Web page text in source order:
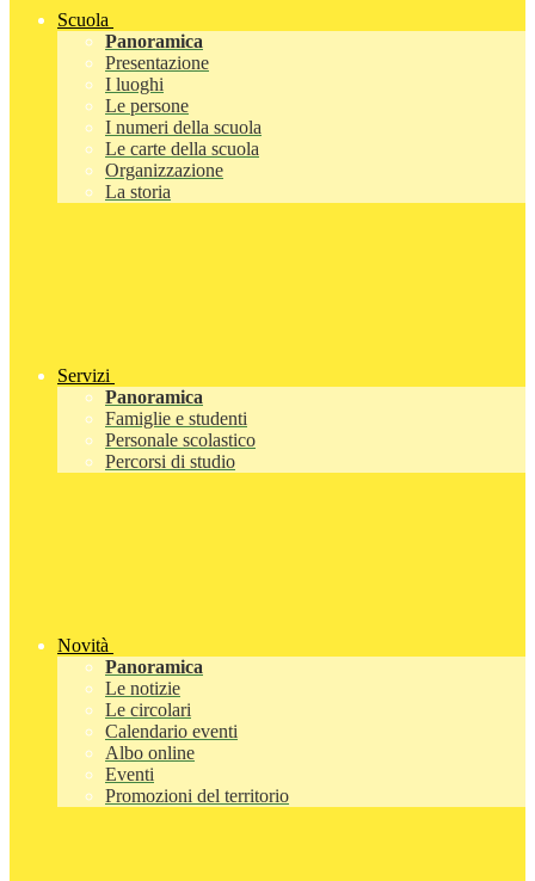
Scuola
Panoramica
Presentazione
I luoghi
Le persone
I numeri della scuola
Le carte della scuola
Organizzazione
La storia
Servizi
Panoramica
Famiglie e studenti
Personale scolastico
Percorsi di studio
Novità
Panoramica
Le notizie
Le circolari
Calendario eventi
Albo online
Eventi
Promozioni del territorio